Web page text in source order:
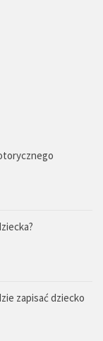
zapisać dziecko